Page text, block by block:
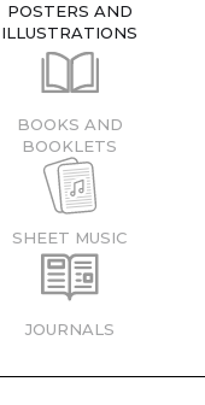
POSTERS AND
ILLUSTRATIONS
BOOKS AND
BOOKLETS
SHEET MUSIC
JOURNALS